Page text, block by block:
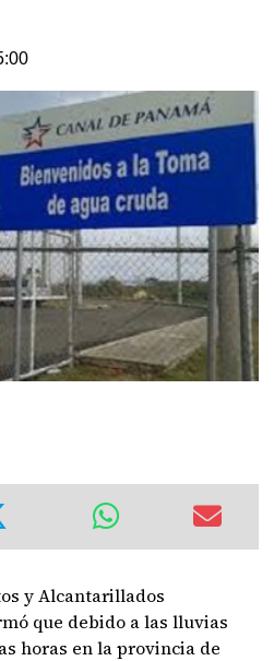
y Alcantarillados
que debido a las lluvias
horas en la provincia de